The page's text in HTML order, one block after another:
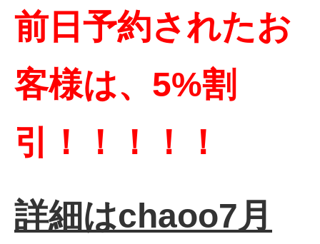
前日予約されたお
客様は、5%割
引！！！！！
詳細はchaoo7月